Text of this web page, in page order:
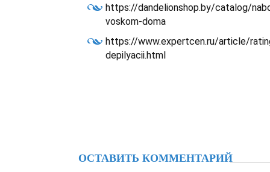
https://dandelionshop.by/catalog/
voskom-doma
https://www.expertcen.ru/article/
depilyacii.html
ОСТАВИТЬ КОММЕНТАРИЙ